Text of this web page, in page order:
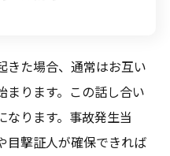
きた場合、通常はお互い
まります。この話し合い
ります。事故発生当
目撃証人が確保できれば